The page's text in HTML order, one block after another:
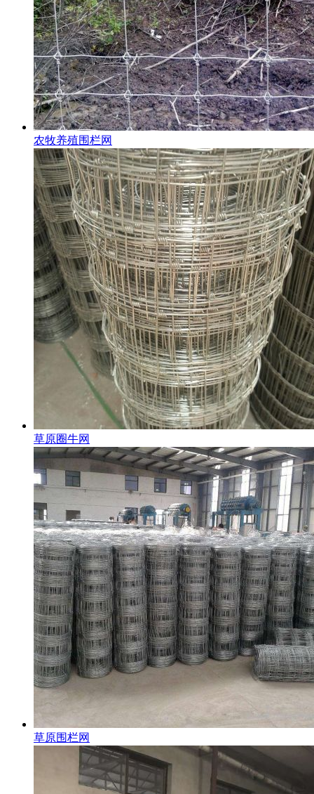
农牧养殖围栏网
草原圈牛网
草原围栏网